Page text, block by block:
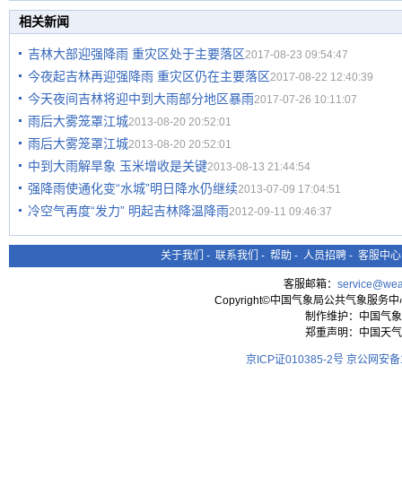
相关新闻
吉林大部迎强降雨 重灾区处于主要落区2017-08-23 09:54:47
今夜起吉林再迎强降雨 重灾区仍在主要落区2017-08-22 12:40:39
今天夜间吉林将迎中到大雨部分地区暴雨2017-07-26 10:11:07
雨后大雾笼罩江城2013-08-20 20:52:01
雨后大雾笼罩江城2013-08-20 20:52:01
中到大雨解旱象 玉米增收是关键2013-08-13 21:44:54
强降雨使通化变“水城”明日降水仍继续2013-07-09 17:04:51
冷空气再度“发力” 明起吉林降温降雨2012-09-11 09:46:37
关于我们 - 联系我们 - 帮助 - 人员招聘 - 客服中心
客服邮箱：
Copyright©中国气象局公共气象服务
制作维护：中国气
郑重声明：中国天
京ICP证010385-2号 京公网安